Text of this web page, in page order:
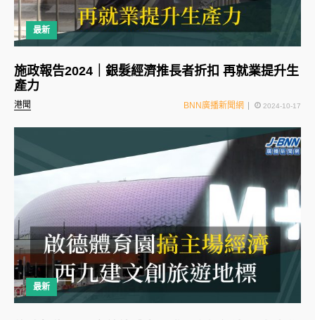
最新
港聞
施政報告2024｜銀髮經濟推長者折扣 再就業提升生
產力
BNN廣播新聞網 2024-10-17
最新